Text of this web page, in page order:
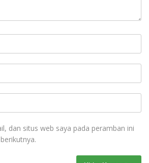
dan situs web saya pada peramban ini